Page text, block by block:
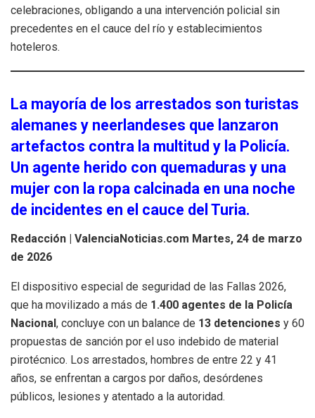
celebraciones, obligando a una intervención policial sin
precedentes en el cauce del río y establecimientos
hoteleros.
La mayoría de los arrestados son turistas
alemanes y neerlandeses que lanzaron
artefactos contra la multitud y la Policía.
Un agente herido con quemaduras y una
mujer con la ropa calcinada en una noche
de incidentes en el cauce del Turia.
Redacción | ValenciaNoticias.com Martes, 24 de marzo
de 2026
El dispositivo especial de seguridad de las Fallas 2026,
que ha movilizado a más de 1.400 agentes de la Policía
Nacional, concluye con un balance de 13 detenciones y 60
propuestas de sanción por el uso indebido de material
pirotécnico. Los arrestados, hombres de entre 22 y 41
años, se enfrentan a cargos por daños, desórdenes
públicos, lesiones y atentado a la autoridad.